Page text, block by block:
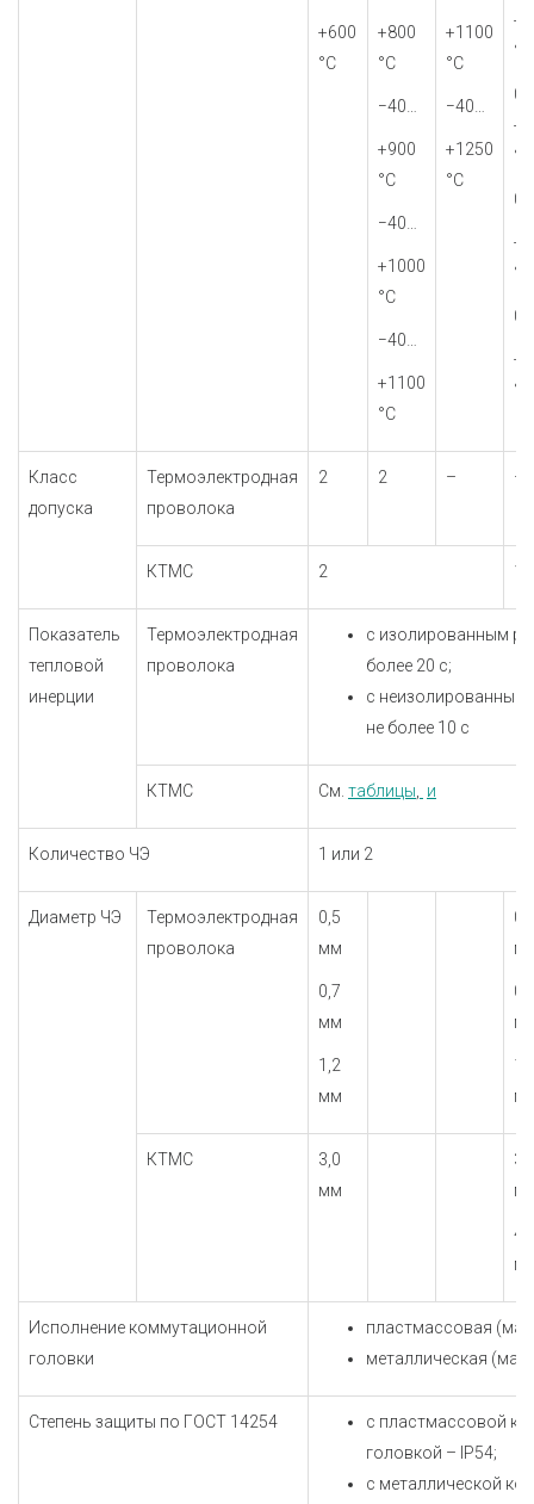
+600
°С
+800
°С
−40…
+900
°С
−40…
+1000
°С
−40…
+1100
°С
+1100
°С
−40…
+1250
°С
°С
0…
°С
0…
°С
0…
°С
Класс
допуска
Термоэлектродная
проволока
2 2 – –
КТМС 2 1
Показатель
тепловой
инерции
Термоэлектродная
проволока
с изолированным
более 20 с;
с неизолированным
не более 10 с
КТМС См. таблицы и
Количество ЧЭ 1 или 2
Диаметр ЧЭ
Термоэлектродная
проволока
0,5
мм
0,7
мм
1,2
мм
КТМС
3,0
мм
Исполнение коммутационной
головки
пластмассовая
металлическая
Степень защиты по ГОСТ 14254
с пластмассовой
головкой – IP54;
с металлической